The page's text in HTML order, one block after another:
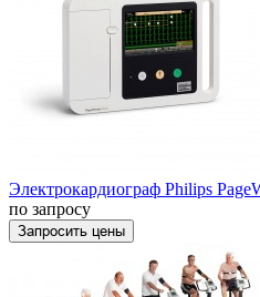
Электрокардиограф Philips
по запросу
Запросить цены